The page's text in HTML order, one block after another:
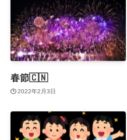
春節🇨🇳
2022年2月3日